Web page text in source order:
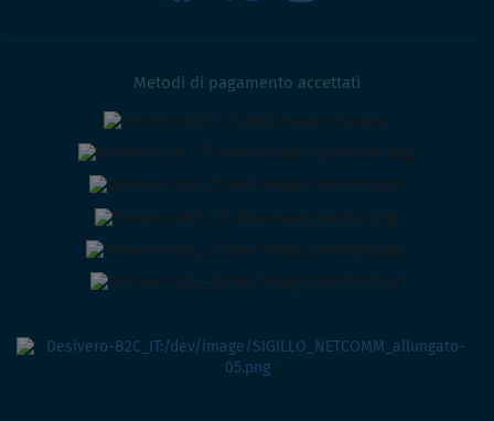
Metodi di pagamento accettati